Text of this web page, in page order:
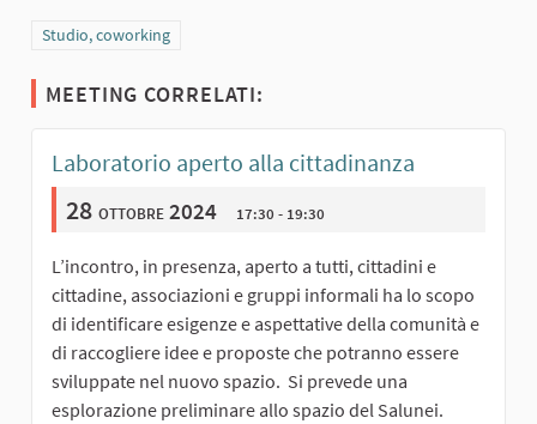
Filtra i risultati per categoria: Studio, coworking
Studio, coworking
MEETING CORRELATI:
Laboratorio aperto alla cittadinanza
28 ottobre 2024 17:30 - 19:30
L’incontro, in presenza, aperto a tutti, cittadini e
cittadine, associazioni e gruppi informali ha lo scopo
di identificare esigenze e aspettative della comunità e
di raccogliere idee e proposte che potranno essere
sviluppate nel nuovo spazio. Si prevede una
esplorazione preliminare allo spazio del Salunei.